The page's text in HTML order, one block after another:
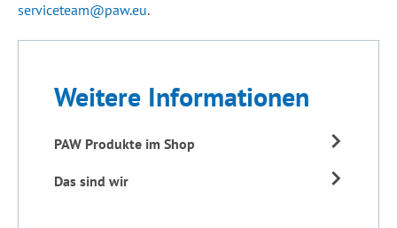
serviceteam@paw.eu.
Weitere Informationen
PAW Produkte im Shop
Das sind wir